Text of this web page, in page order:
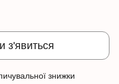
з'явиться
знижки